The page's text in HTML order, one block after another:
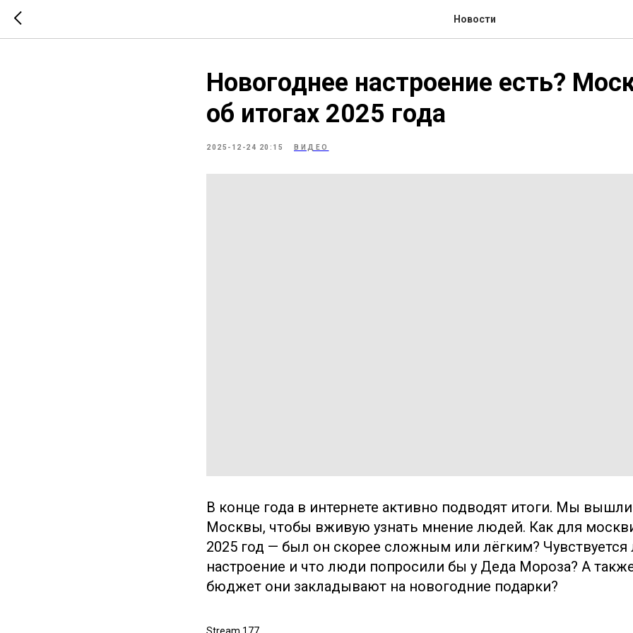
Новости
Новогоднее настроение есть?
об итогах 2025 года
2025-12-24 20:15 ВИДЕО
В конце года в интернете активно подводят итоги. Мы
Москвы, чтобы вживую узнать мнение людей. Как для
2025 год — был он скорее сложным или лёгким? Чувствуется
настроение и что люди попросили бы у Деда Мороза? А
бюджет они закладывают на новогодние подарки?
Stream 177